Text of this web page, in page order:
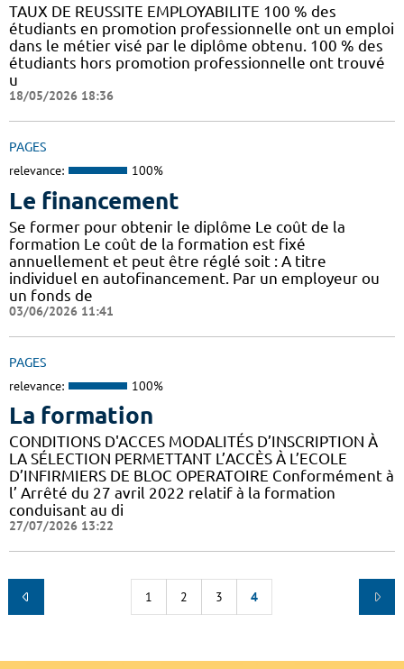
TAUX DE REUSSITE EMPLOYABILITE 100 % des
étudiants en promotion professionnelle ont un emploi
dans le métier visé par le diplôme obtenu. 100 % des
étudiants hors promotion professionnelle ont trouvé
u
18/05/2026 18:36
PAGES
relevance: 100%
Le financement
Se former pour obtenir le diplôme Le coût de la
formation Le coût de la formation est fixé
annuellement et peut être réglé soit : A titre
individuel en autofinancement. Par un employeur ou
un fonds de
03/06/2026 11:41
PAGES
relevance: 100%
La formation
CONDITIONS D'ACCES MODALITÉS D’INSCRIPTION À
LA SÉLECTION PERMETTANT L’ACCÈS À L’ECOLE
D’INFIRMIERS DE BLOC OPERATOIRE Conformément à
l’ Arrêté du 27 avril 2022 relatif à la formation
conduisant au di
27/07/2026 13:22
1 2 3 4